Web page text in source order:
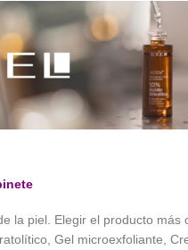
la piel. Elegir el producto
Gel microexfoliante,